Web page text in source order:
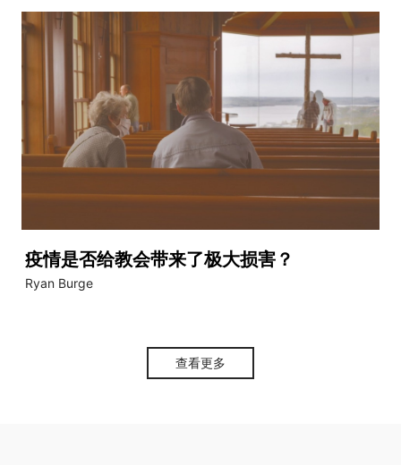
疫情是否给教会带来了极大损害？
Ryan Burge
查看更多